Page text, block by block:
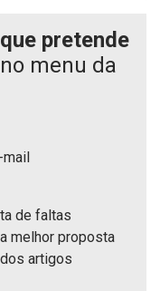
pretende
menu da
mail
de faltas
melhor proposta
artigos